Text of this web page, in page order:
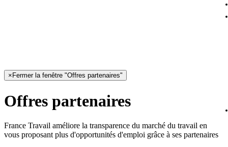
× Fermer la fenêtre "Offres partenaires"
Offres partenaires
France Travail améliore la transparence du marché du travail en
vous proposant plus d'opportunités d'emploi grâce à ses partenaires